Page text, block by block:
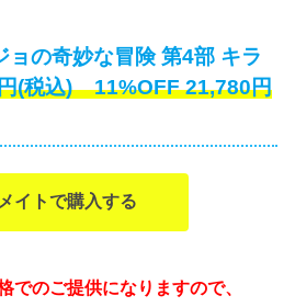
ョの奇妙な冒険 第4部 キラ
(税込) 11%OFF21,780円
イトで購入する
でのご提供になりますので、